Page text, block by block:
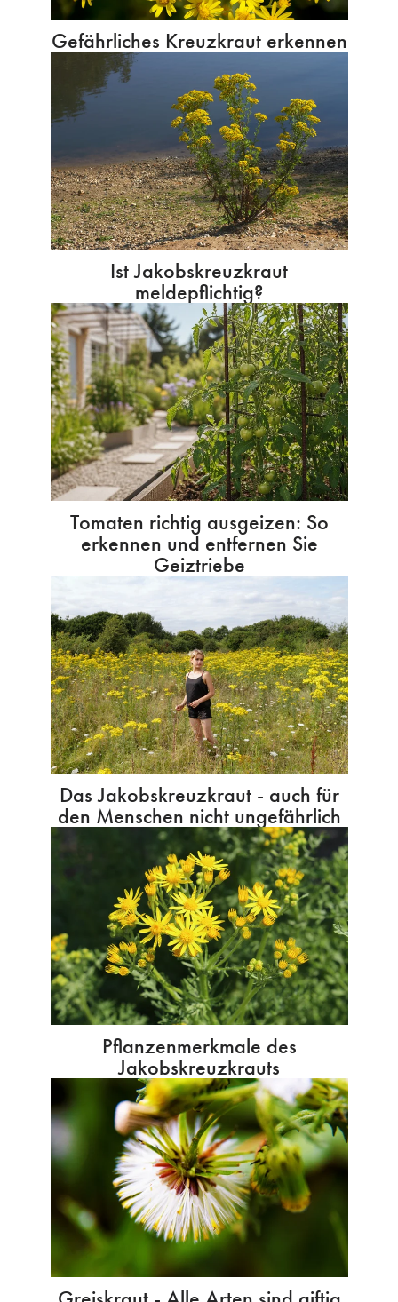
Gefährliches Kreuzkraut erkennen
Ist Jakobskreuzkraut
meldepflichtig?
Tomaten richtig ausgeizen: So
erkennen und entfernen Sie
Geiztriebe
Das Jakobskreuzkraut - auch für
den Menschen nicht ungefährlich
Pflanzenmerkmale des
Jakobskreuzkrauts